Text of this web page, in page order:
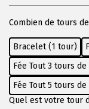
Combien de tours
Bracelet (1 tour)
Fée Tout 3 tours
Fée Tout 5 tours
Quel est votre tour